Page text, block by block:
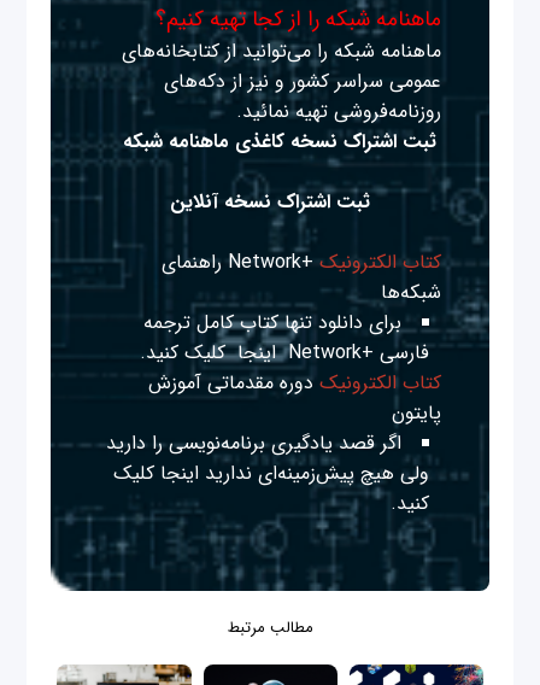
ماهنامه شبکه را از کجا تهیه کنیم؟
ماهنامه شبکه را می‌توانید از کتابخانه‌های
عمومی سراسر کشور و نیز از دکه‌های
روزنامه‌فروشی تهیه نمائید.
ثبت اشتراک نسخه کاغذی ماهنامه شبکه
ثبت اشتراک نسخه آنلاین
کتاب الکترونیک
+Network راهنمای
شبکه‌ها
برای دانلود تنها کتاب کامل ترجمه
فارسی +Network
اینجا کلیک کنید.
کتاب الکترونیک دوره مقدماتی آموزش
پایتون
اگر قصد یادگیری برنامه‌نویسی را دارید
ولی هیچ پیش‌زمینه‌ای نداریداینجا کلیک
کنید.
مطالب مرتبط